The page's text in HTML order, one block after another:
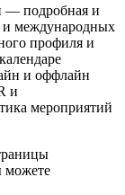
— подробная и
и международных
профиля и
и оффлайн
и
мероприятий
можете